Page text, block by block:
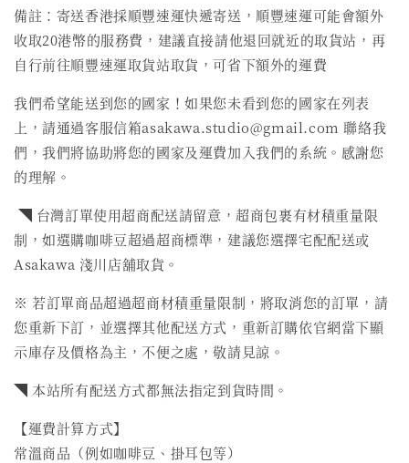
備註：寄送香港採順豐速運快遞寄送，順豐速運可能會額外
收取20港幣的服務費，建議直接請他退回就近的取貨站，再
自行前往順豐速運取貨站取貨，可省下額外的運費
我們希望能送到您的國家！如果您未看到您的國家在列表
上，請通過客服信箱asakawa.studio@gmail.com 聯絡我
們，我們將協助將您的國家及運費加入我們的系統。感謝您
的理解。
◥ 台灣訂單使用超商配送請留意，超商包裹有材積重量限
制，如選購咖啡豆超過超商標準，建議您選擇宅配配送或
Asakawa 淺川店舖取貨。
※ 若訂單商品超過超商材積重量限制，將取消您的訂單，請
您重新下訂，並選擇其他配送方式，重新訂購依官網當下顯
示庫存及價格為主，不便之處，敬請見諒。
◥ 本站所有配送方式都無法指定到貨時間。
【運費計算方式】
常溫商品（例如咖啡豆、掛耳包等）